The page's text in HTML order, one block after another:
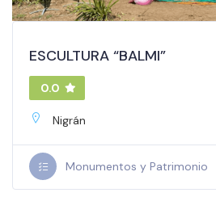
ESCULTURA “BALMI”
0.0
Nigrán
Monumentos y Patrimonio